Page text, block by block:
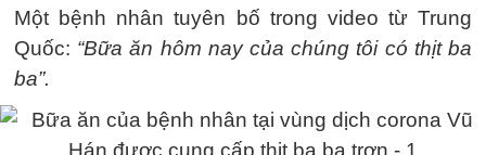
Một bệnh nhân tuyên bố trong video từ Trung
Quốc: “Bữa ăn hôm nay của chúng tôi có thịt ba
ba”.